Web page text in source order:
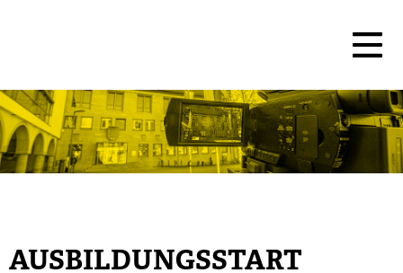
AUSBILDUNGSSTART